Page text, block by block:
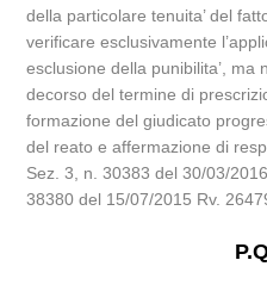
della particolare tenuita’ del
verificare esclusivamente
esclusione della punibilita’, ma
decorso del termine di
formazione del giudicato
del reato e affermazione di
Sez. 3, n. 30383 del 30/03/
38380 del 15/07/2015 Rv.